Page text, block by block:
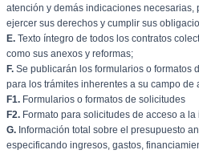
atención y demás indicaciones
ejercer sus derechos y cumplir sus
E. Texto íntegro de todos los contratos
como sus anexos y reformas;
F. Se publicarán los formularios o formatos
para los trámites inherentes a su campo de
F1. Formularios o formatos de solicitudes
F2. Formato para solicitudes de acceso a
G. Información total sobre el presupuesto
especificando ingresos, gastos,